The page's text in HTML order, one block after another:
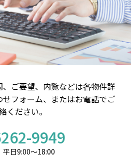
ご要望、内覧などは各物件詳
フォーム、またはお電話でご
ください。
9949
日9:00～18:00